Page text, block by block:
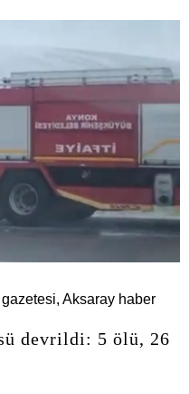
Aksaray haber
devrildi: 5 ölü, 26